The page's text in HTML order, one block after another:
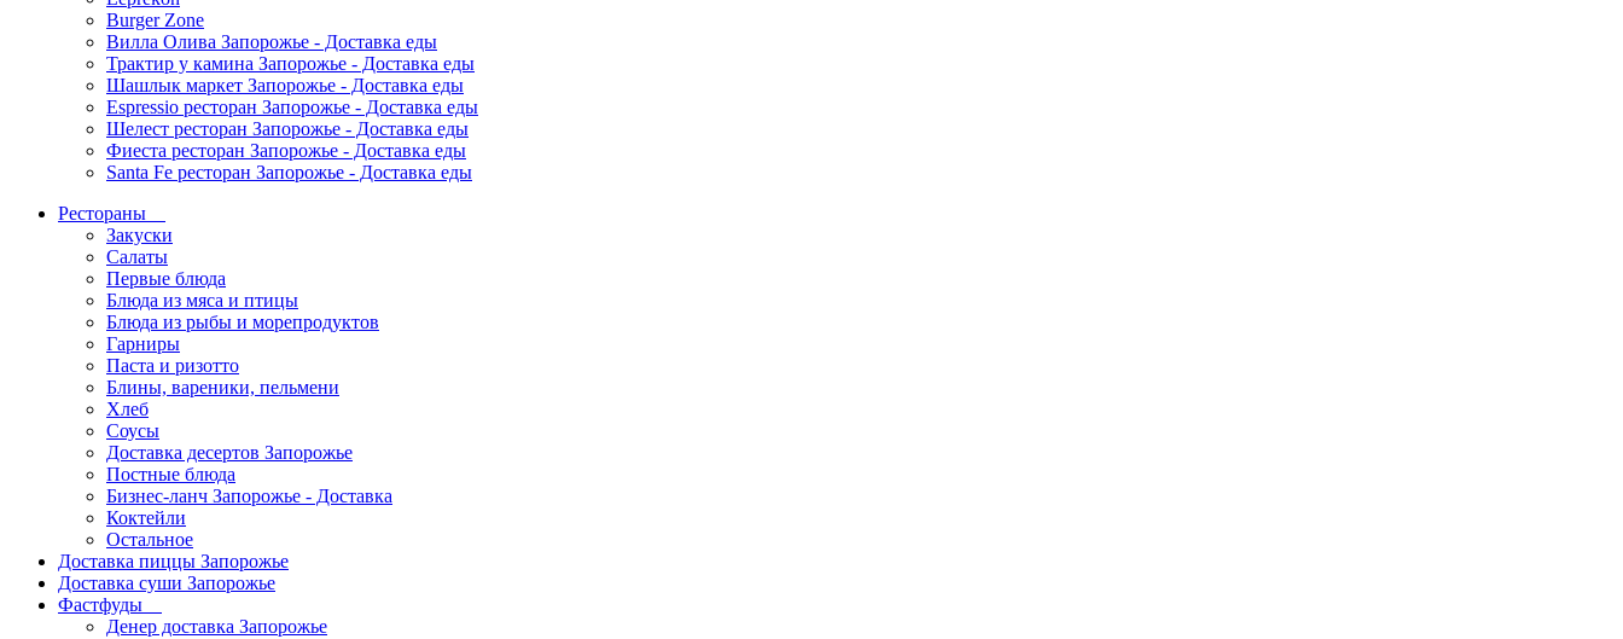
Burger Zone
Вилла Олива Запорожье - Доставка еды
Трактир у камина Запорожье - Доставка еды
Шашлык маркет Запорожье - Доставка еды
Espressio ресторан Запорожье - Доставка еды
Шелест ресторан Запорожье - Доставка еды
Фиеста ресторан Запорожье - Доставка еды
Santa Fe ресторан Запорожье - Доставка еды
Рестораны
Закуски
Салаты
Первые блюда
Блюда из мяса и птицы
Блюда из рыбы и морепродуктов
Гарниры
Паста и ризотто
Блины, вареники, пельмени
Хлеб
Соусы
Доставка десертов Запорожье
Постные блюда
Бизнес-ланч Запорожье - Доставка
Коктейли
Остальное
Доставка пиццы Запорожье
Доставка суши Запорожье
Фастфуды
Денер доставка Запорожье